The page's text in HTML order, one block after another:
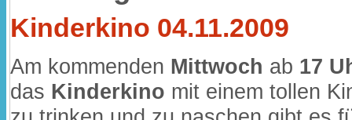
Kinderkino 04.11.2009
Am kommenden Mittwoch ab 17
das Kinderkino mit einem tollen